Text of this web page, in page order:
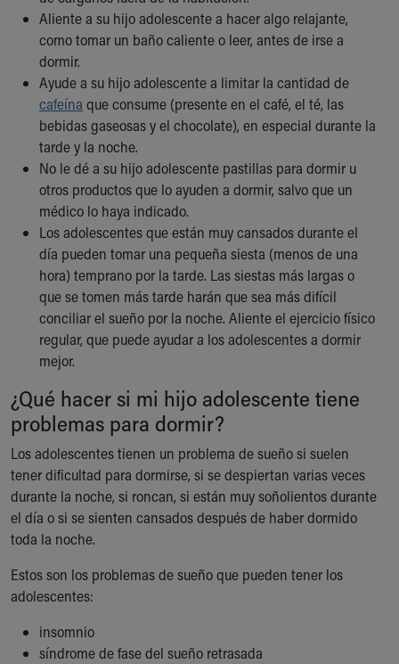
Aliente a su hijo adolescente a hacer algo relajante,
como tomar un baño caliente o leer, antes de irse a
dormir.
Ayude a su hijo adolescente a limitar la cantidad de
cafeína que consume (presente en el café, el té, las
bebidas gaseosas y el chocolate), en especial durante la
tarde y la noche.
No le dé a su hijo adolescente pastillas para dormir u
otros productos que lo ayuden a dormir, salvo que un
médico lo haya indicado.
Los adolescentes que están muy cansados durante el
día pueden tomar una pequeña siesta (menos de una
hora) temprano por la tarde. Las siestas más largas o
que se tomen más tarde harán que sea más difícil
conciliar el sueño por la noche. Aliente el ejercicio físico
regular, que puede ayudar a los adolescentes a dormir
mejor.
¿Qué hacer si mi hijo adolescente tiene
problemas para dormir?
Los adolescentes tienen un problema de sueño si suelen
tener dificultad para dormirse, si se despiertan varias veces
durante la noche, si roncan, si están muy soñolientos durante
el día o si se sienten cansados después de haber dormido
toda la noche.
Estos son los problemas de sueño que pueden tener los
adolescentes:
insomnio
síndrome de fase del sueño retrasada